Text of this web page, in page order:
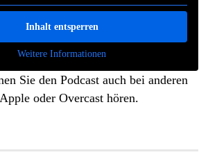
Inhalt entsperren
Weitere Informationen
Sie den Podcast auch bei anderen
oder Overcast hören.